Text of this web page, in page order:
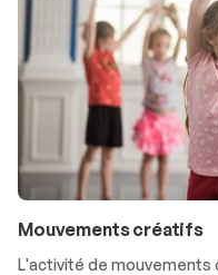
Mouvements créatifs
L'activité de mouvements